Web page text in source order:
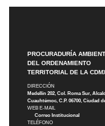
PROCURADURÍA
DEL ORDENAMIENTO
TERRITORIAL DE LA
DIRECCIÓN
Medellín 202, Col. Roma Sur,
Cuauhtémoc, C.P. 06700, Ciudad
WEB E-MAIL
Correo Institucional
TELÉFONO